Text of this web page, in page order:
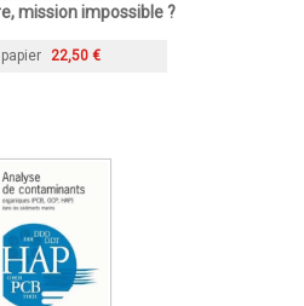
mission impossible ?
22,50 €